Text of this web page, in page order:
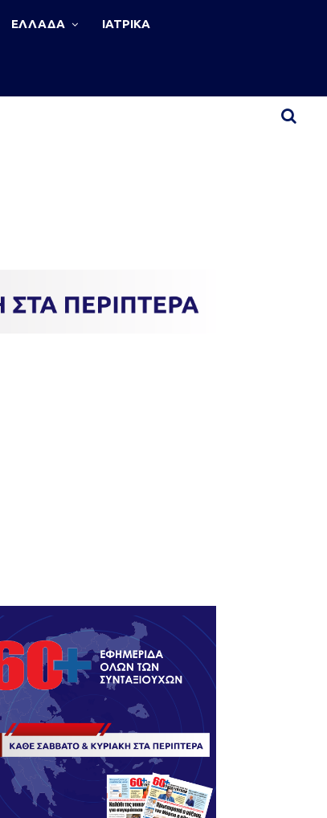
ΕΛΛΑΔΑ ΙΑΤΡΙΚΑ